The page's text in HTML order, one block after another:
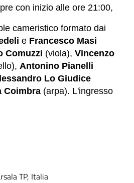
con inizio alle ore 21:00,
cameristico formato dai
e Francesco Masi
Comuzzi (viola), Vincenzo
Antonino Pianelli
Lo Giudice
Coimbra (arpa). L'ingresso
TP, Italia